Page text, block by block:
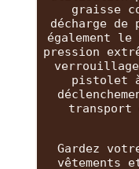
graisse
décharge
également
pression
pistolet à
transport
Gardez
vêtements